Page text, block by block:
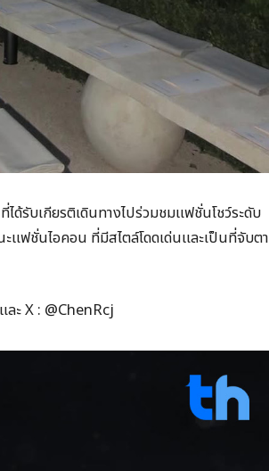
ด้รับเกียรติเดินทางไปร่วมชมแฟชั่นโชว์ระดับ
ฟชั่นไอคอน ที่มีสไตล์โดดเด่นและเป็นที่จับตา
ละ X : @ChenRcj